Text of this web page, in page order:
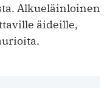
Alkueläinloinen
äideille,